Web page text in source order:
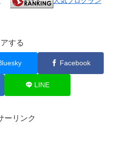
する
Facebook
LINE
ーリンク